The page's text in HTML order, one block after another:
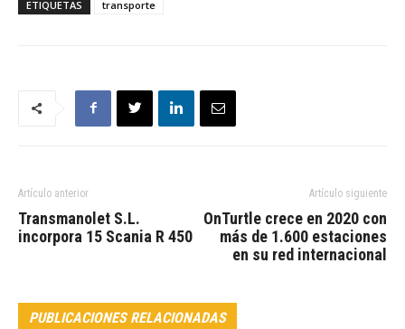
ETIQUETAS transporte
Artículo anterior
Transmanolet S.L.
incorpora 15 Scania R 450
Artículo siguiente
OnTurtle crece en 2020 con
más de 1.600 estaciones
en su red internacional
PUBLICACIONES RELACIONADAS